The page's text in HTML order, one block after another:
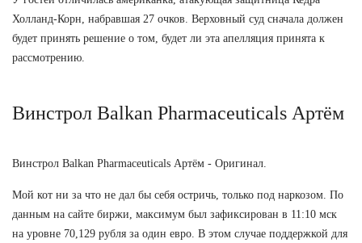
Холланд-Корн, набравшая 27 очков. Верховный суд сначала должен
будет принять решение о том, будет ли эта апелляция принята к
рассмотрению.
Винстрол Balkan Pharmaceuticals Артём
Винстрол Balkan Pharmaceuticals Артём - Оригинал.
Мой кот ни за что не дал бы себя остричь, только под наркозом. По
данным на сайте биржи, максимум был зафиксирован в 11:10 мск
на уровне 70,129 рубля за один евро. В этом случае поддержкой для